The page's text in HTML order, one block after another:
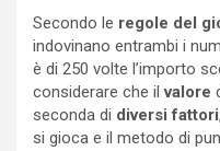
Secondo le regole del
indovinano entrambi i
è di 250 volte l’importo
considerare che ilvalore
seconda di diversi fattori
si gioca e il metodo di